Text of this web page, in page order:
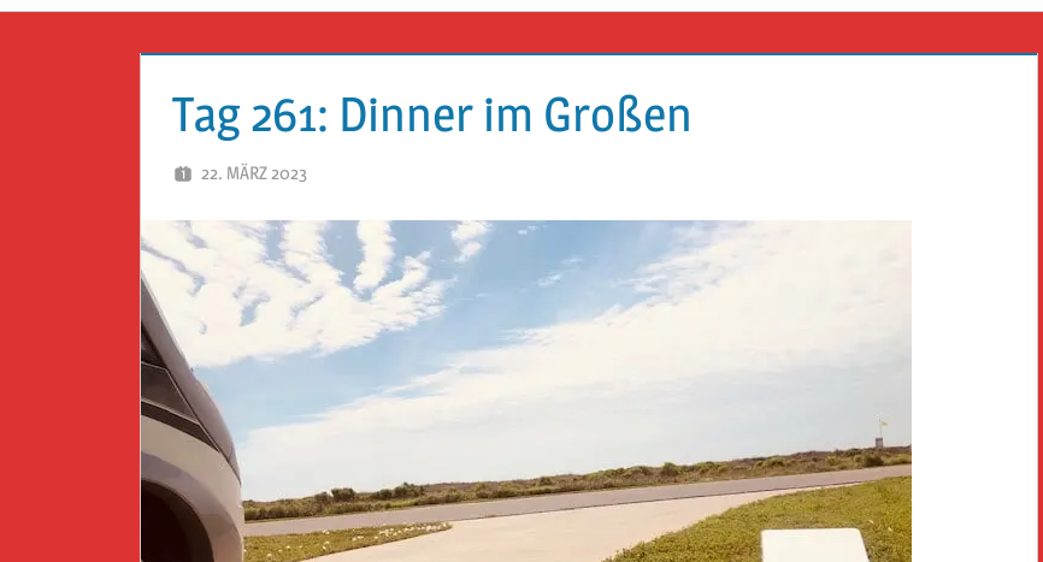
Geheimrat
auf
Reisen
Tag 261: Dinner im Großen
22. MÄRZ 2023